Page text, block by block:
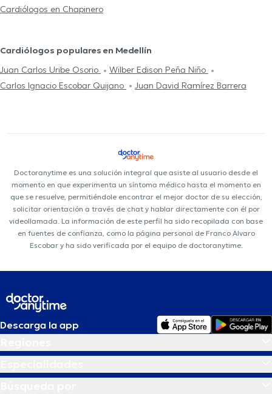
Cardiólogos en Chapinero
Cardiólogos populares en Medellín
Juan Carlos Uribe Osorio
Wilber Edison Peña Niño
Carlos Ignacio Escobar Quijano
Juan David Ramírez Barrera
Doctoranytime es una solución integral que asiste al usuario desde el
momento en que experimenta un síntoma médico hasta el momento en
que se resuelve, permitiéndole encontrar el mejor doctor de su elección,
solicitar orientación a través de chat y hablar directamente con él por
videollamada. La información de este perfil ha sido recopilada con base
en fuentes de confianza, como la página personal de Franco Alvaro
Escobar y ha sido verificada por el equipo de doctoranytime.
Descarga la app